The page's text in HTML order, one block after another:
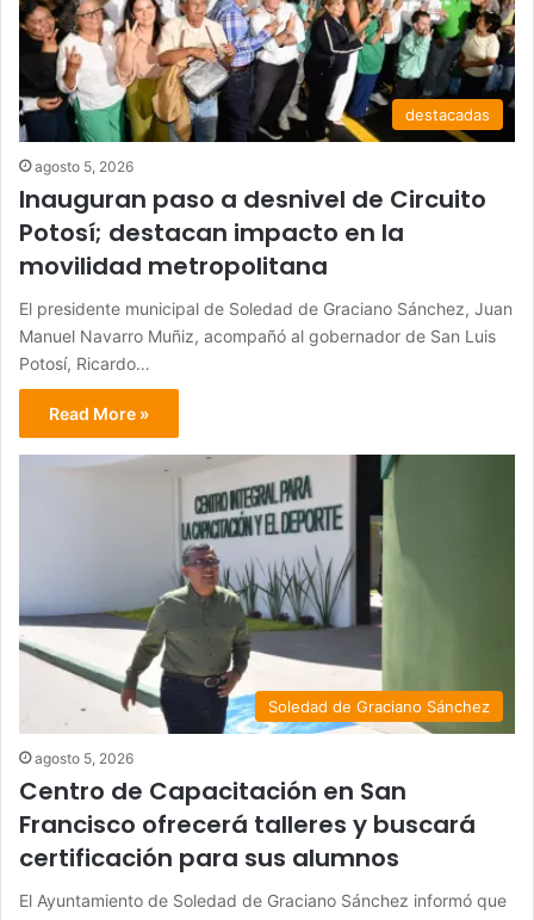
destacadas
agosto 5, 2026
Inauguran paso a desnivel de Circuito
Potosí; destacan impacto en la
movilidad metropolitana
El presidente municipal de Soledad de Graciano Sánchez, Juan
Manuel Navarro Muñiz, acompañó al gobernador de San Luis
Potosí, Ricardo…
Read More »
Soledad de Graciano Sánchez
agosto 5, 2026
Centro de Capacitación en San
Francisco ofrecerá talleres y buscará
certificación para sus alumnos
El Ayuntamiento de Soledad de Graciano Sánchez informó que